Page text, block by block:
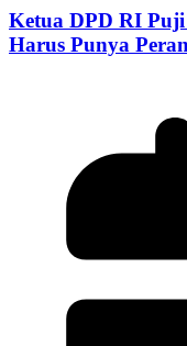
Ketua DPD RI
Harus Punya